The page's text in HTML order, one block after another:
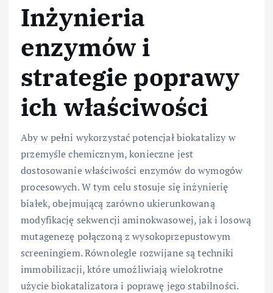
Inżynieria
enzymów i
strategie poprawy
ich właściwości
Aby w pełni wykorzystać potencjał biokatalizy w
przemyśle chemicznym, konieczne jest
dostosowanie właściwości enzymów do wymogów
procesowych. W tym celu stosuje się inżynierię
białek, obejmującą zarówno ukierunkowaną
modyfikację sekwencji aminokwasowej, jak i losową
mutagenezę połączoną z wysokoprzepustowym
screeningiem. Równolegle rozwijane są techniki
immobilizacji, które umożliwiają wielokrotne
użycie biokatalizatora i poprawę jego stabilności.